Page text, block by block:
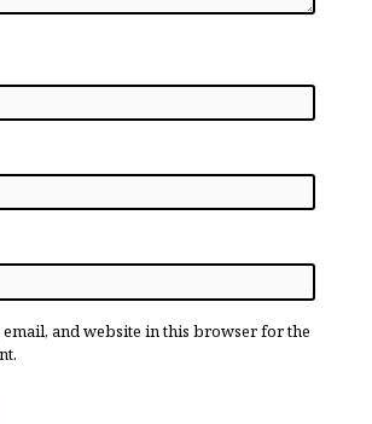
email, and website in this browser for the